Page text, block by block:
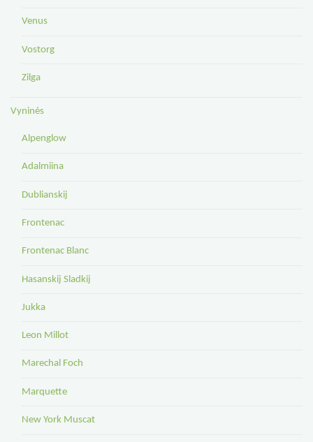
Venus
Vostorg
Zilga
Vyninės
Alpenglow
Adalmiina
Dublianskij
Frontenac
Frontenac Blanc
Hasanskij Sladkij
Jukka
Leon Millot
Marechal Foch
Marquette
New York Muscat